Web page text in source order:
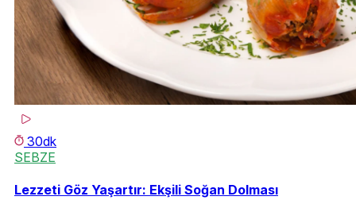
30dk
SEBZE
Lezzeti Göz Yaşartır: Ekşili Soğan Dolması